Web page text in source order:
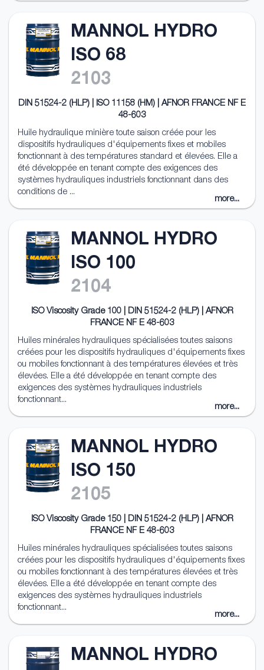
MANNOL HYDRO
ISO 68
2103
DIN 51524-2 (HLP) | ISO 11158 (HM) | AFNOR FRANCE NF E
48-603
Huile hydraulique minière toute saison créée pour les
dispositifs hydrauliques d'équipements fixes et mobiles
fonctionnant à des températures standard et élevées. Elle a
été développée en tenant compte des exigences des
systèmes hydrauliques industriels fonctionnant dans des
conditions de ...
more...
MANNOL HYDRO
ISO 100
2104
ISO Viscosity Grade 100 | DIN 51524-2 (HLP) | AFNOR
FRANCE NF E 48-603
Huiles minérales hydrauliques spécialisées toutes saisons
créées pour les dispositifs hydrauliques d'équipements fixes
ou mobiles fonctionnant à des températures élevées et très
élevées. Elle a été développée en tenant compte des
exigences des systèmes hydrauliques industriels
fonctionnant...
more...
MANNOL HYDRO
ISO 150
2105
ISO Viscosity Grade 150 | DIN 51524-2 (HLP) | AFNOR
FRANCE NF E 48-603
Huiles minérales hydrauliques spécialisées toutes saisons
créées pour les dispositifs hydrauliques d'équipements fixes
ou mobiles fonctionnant à des températures élevées et très
élevées. Elle a été développée en tenant compte des
exigences des systèmes hydrauliques industriels
fonctionnant...
more...
MANNOL HYDRO